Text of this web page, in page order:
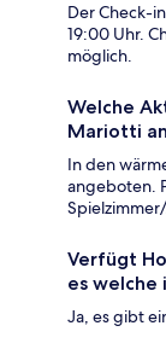
Der Check-
19:00 Uhr.
möglich.
Welche
Mariotti
In den
angeboten.
Verfügt
es welche
Ja, es gibt